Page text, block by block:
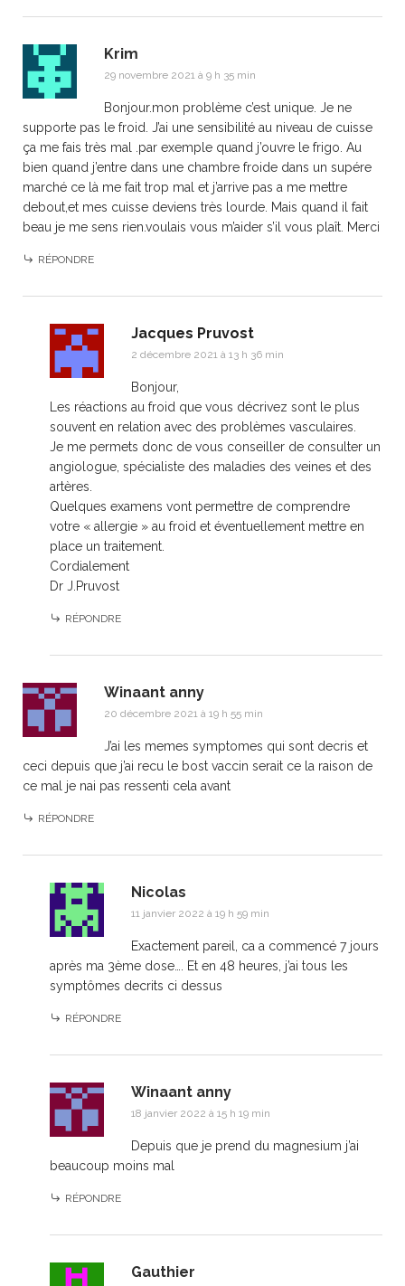
Krim
29 novembre 2021 à 9 h 35 min
Bonjour.mon problème c’est unique. Je ne
supporte pas le froid. J’ai une sensibilité au niveau de cuisse
ça me fais très mal .par exemple quand j’ouvre le frigo. Au
bien quand j’entre dans une chambre froide dans un supére
marché ce là me fait trop mal et j’arrive pas a me mettre
debout,et mes cuisse deviens très lourde. Mais quand il fait
beau je me sens rien.voulais vous m’aider s’il vous plaît. Merci
RÉPONDRE
Jacques Pruvost
2 décembre 2021 à 13 h 36 min
Bonjour,
Les réactions au froid que vous décrivez sont le plus
souvent en relation avec des problèmes vasculaires.
Je me permets donc de vous conseiller de consulter un
angiologue, spécialiste des maladies des veines et des
artères.
Quelques examens vont permettre de comprendre
votre « allergie » au froid et éventuellement mettre en
place un traitement.
Cordialement
Dr J.Pruvost
RÉPONDRE
Winaant anny
20 décembre 2021 à 19 h 55 min
J’ai les memes symptomes qui sont decris et
ceci depuis que j’ai recu le bost vaccin serait ce la raison de
ce mal je nai pas ressenti cela avant
RÉPONDRE
Nicolas
11 janvier 2022 à 19 h 59 min
Exactement pareil, ca a commencé 7 jours
après ma 3ème dose…. Et en 48 heures, j’ai tous les
symptômes decrits ci dessus
RÉPONDRE
Winaant anny
18 janvier 2022 à 15 h 19 min
Depuis que je prend du magnesium j’ai
beaucoup moins mal
RÉPONDRE
Gauthier